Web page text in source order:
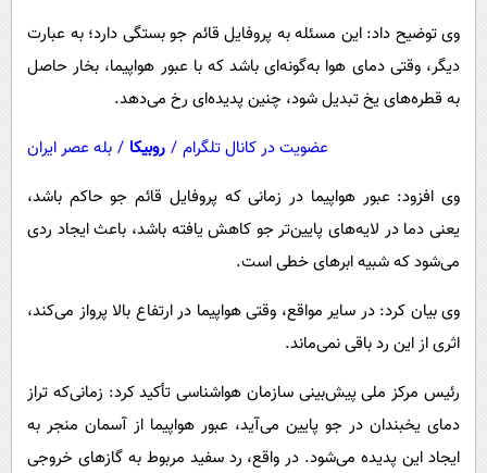
بین الملل
اجتماعی
حیات وحش
سیاست خارجی
وی توضیح داد: این مسئله به پروفایل قائم جو بستگی دارد؛ به عبارت
دیگر، وقتی دمای هوا به‌گونه‌ای باشد که با عبور هواپیما، بخار حاصل
به قطره‌های یخ تبدیل شود، چنین پدیده‌ای رخ می‌دهد.
عضویت در کانال تلگرام / روبیکا / بله عصر ایران
وی افزود: عبور هواپیما در زمانی که پروفایل قائم جو حاکم باشد،
یعنی دما در لایه‌های پایین‌تر جو کاهش یافته باشد، باعث ایجاد ردی
می‌شود که شبیه ابرهای خطی است.
وی بیان کرد: در سایر مواقع، وقتی هواپیما در ارتفاع بالا پرواز می‌کند،
اثری از این رد باقی نمی‌ماند.
رئیس مرکز ملی پیش‌بینی سازمان هواشناسی تأکید کرد: زمانی‌که تراز
دمای یخبندان در جو پایین می‌آید، عبور هواپیما از آسمان منجر به
ایجاد این پدیده می‌شود. در واقع، رد سفید مربوط به گازهای خروجی